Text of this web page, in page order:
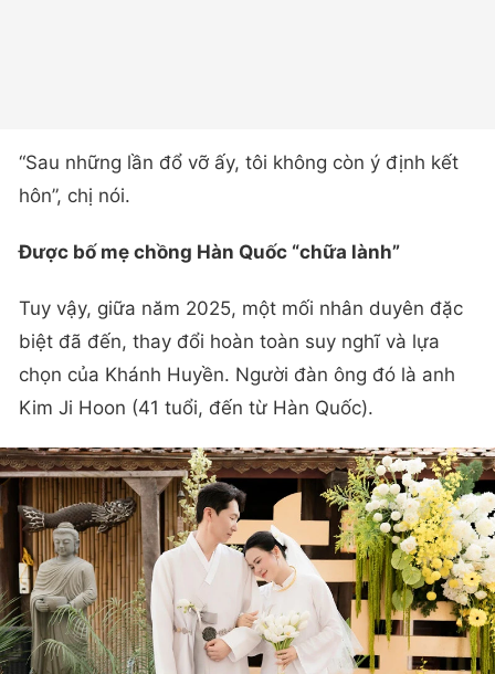
“Sau những lần đổ vỡ ấy, tôi không còn ý định kết
hôn”, chị nói.
Được bố mẹ chồng Hàn Quốc “chữa lành”
Tuy vậy, giữa năm 2025, một mối nhân duyên đặc
biệt đã đến, thay đổi hoàn toàn suy nghĩ và lựa
chọn của Khánh Huyền. Người đàn ông đó là anh
Kim Ji Hoon (41 tuổi, đến từ Hàn Quốc).